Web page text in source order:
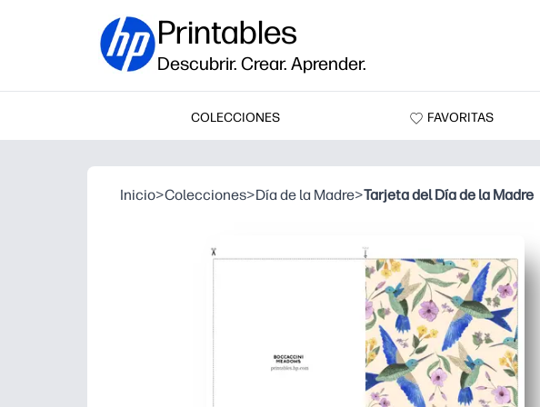
Printables
Descubrir. Crear. Aprender.
COLECCIONES FAVORITAS
Inicio>Colecciones>Día de la Madre>Tarjeta del Día de la Madre